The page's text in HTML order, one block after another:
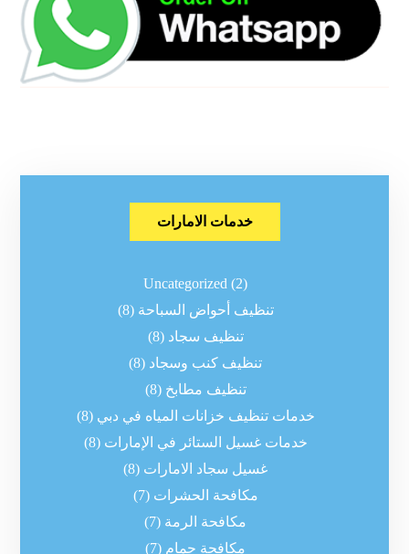
خدمات الامارات
Uncategorized (2)
تنظيف أحواض السباحة (8)
تنظيف سجاد (8)
تنظيف كنب وسجاد (8)
تنظيف مطابخ (8)
خدمات تنظيف خزانات المياه في دبي (8)
خدمات غسيل الستائر في الإمارات (8)
غسيل سجاد الامارات (8)
مكافحة الحشرات (7)
مكافحة الرمة (7)
مكافحة حمام (7)